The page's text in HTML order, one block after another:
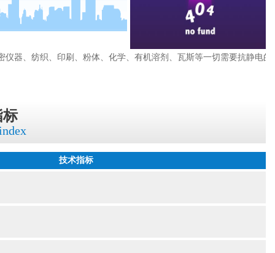
器、纺织、印刷、粉体、化学、有机溶剂、瓦斯等一切需要抗静电的
标
技术指标